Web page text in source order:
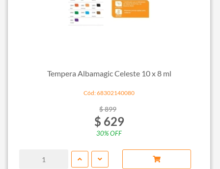
Tempera Albamagic Celeste 10 x 8 ml
Cód: 68302140080
$ 899
$ 629
30% OFF